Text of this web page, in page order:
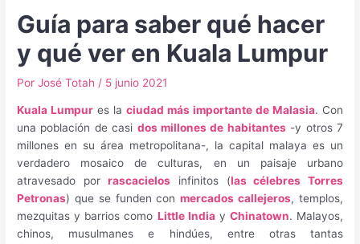
Guía para saber qué hacer
y qué ver en Kuala Lumpur
PorJosé Totah / 5 junio 2021
Kuala Lumpur es laciudad más importante de Malasia. Con
una población de casi dos millones de habitantes-y otros 7
millones en su área metropolitana-, la capital malaya es un
verdadero mosaico de culturas, en un paisaje urbano
atravesado porrascacielos infinitos (las célebres Torres
Petronas) que se funden conmercados callejeros, templos,
mezquitas y barrios como Little Indiay Chinatown. Malayos,
chinos, musulmanes e hindúes, entre otras tantas